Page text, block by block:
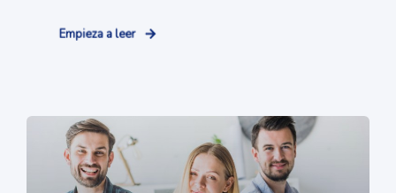
Empieza a leer